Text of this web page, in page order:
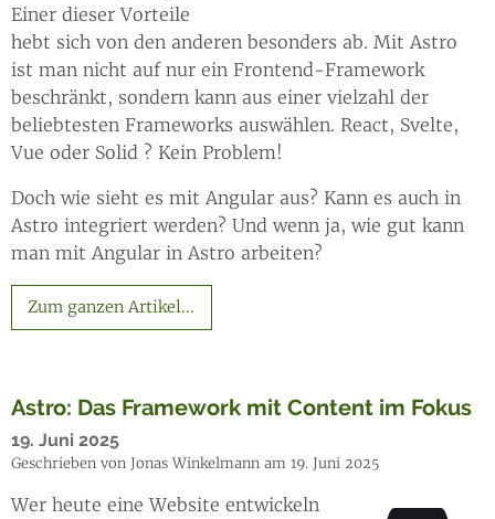
Einer dieser Vorteile
hebt sich von den anderen besonders ab. Mit Astro
ist man nicht auf nur ein Frontend-Framework
beschränkt, sondern kann aus einer vielzahl der
beliebtesten Frameworks auswählen. React, Svelte,
Vue oder Solid ? Kein Problem!
Doch wie sieht es mit Angular aus? Kann es auch in
Astro integriert werden? Und wenn ja, wie gut kann
man mit Angular in Astro arbeiten?
Zum ganzen Artikel...
Astro: Das Framework mit Content im Fokus
19. Juni 2025
Geschrieben von Jonas Winkelmann am 19. Juni 2025
Wer heute eine Website entwickeln